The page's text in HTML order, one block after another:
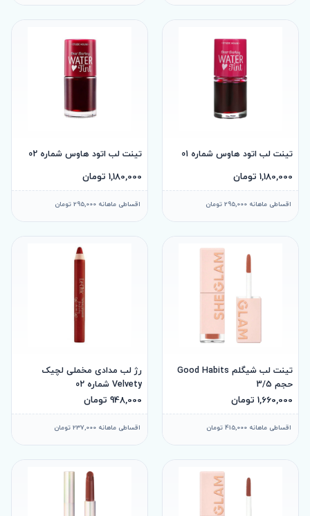
تینت لب اتود هاوس شماره 01
1,180,000 تومان
اقساطی ماهانه 295,000 تومان
تینت لب اتود هاوس شماره 02
1,180,000 تومان
اقساطی ماهانه 295,000 تومان
تینت لب شیگلم Good Habits
حجم 3/5
1,660,000 تومان
اقساطی ماهانه 415,000 تومان
رژ لب مدادی مخملی لچیک
Velvety شماره 02
948,000 تومان
اقساطی ماهانه 237,000 تومان